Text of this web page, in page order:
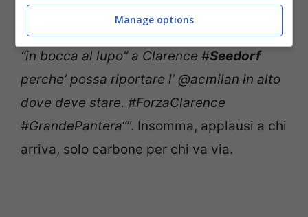
maniera meno netta, dallo stesso Antonini
sul suo profilo Twitter ufficiale:“Un grosso
“in bocca al lupo” a Clarence #Seedorf
perche’ possa riportare l’ @acmilan in alto
dove deve stare. #ForzaClarence
#GrandePantera“”. Insomma, applausi a chi
arriva, solo carbone per chi va via.
Manage options